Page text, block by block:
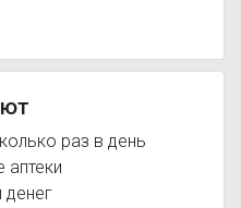
раз в день
аптеки
денег